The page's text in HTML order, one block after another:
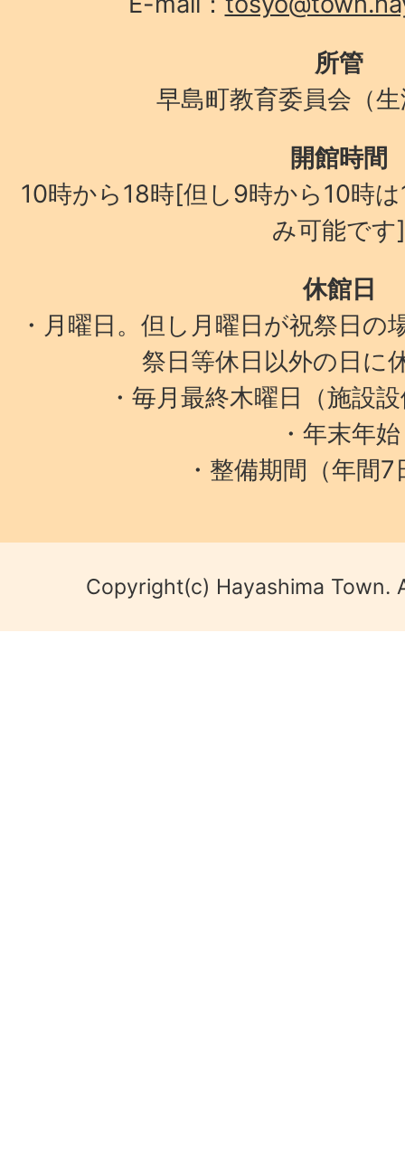
所管
早島町教育委員会（
開館時間
10時から18時[但し9時から10時
み可能です]
休館日
・月曜日。但し月曜日が祝祭日の
祭日等休日以外の日に
・毎月最終木曜日（施設
・年末年始
・整備期間（年間
Copyright(c) Hayashima Town.